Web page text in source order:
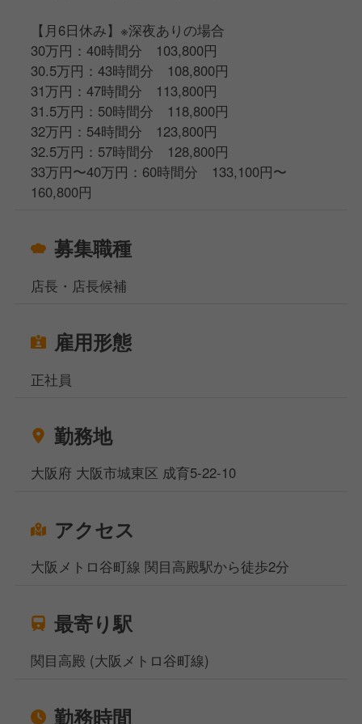
【月6日休み】※深夜ありの場合
30万円：40時間分 103,800円
30.5万円：43時間分 108,800円
31万円：47時間分 113,800円
31.5万円：50時間分 118,800円
32万円：54時間分 123,800円
32.5万円：57時間分 128,800円
33万円〜40万円：60時間分 133,100円〜
160,800円
募集職種
店長・店長候補
雇用形態
正社員
勤務地
大阪府 大阪市城東区 成育5-22-10
アクセス
大阪メトロ谷町線 関目高殿駅から徒歩2分
最寄り駅
関目高殿 (大阪メトロ谷町線)
勤務時間